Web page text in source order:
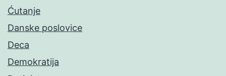
Ćutanje
Danske poslovice
Deca
Demokratija